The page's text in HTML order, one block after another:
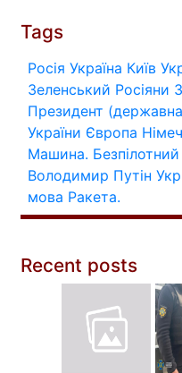
Tags
Росія Україна Київ
Зеленський Росіяни
Президент
України Європа
Машина.
Володимир Путін
мова Ракета.
Recent posts